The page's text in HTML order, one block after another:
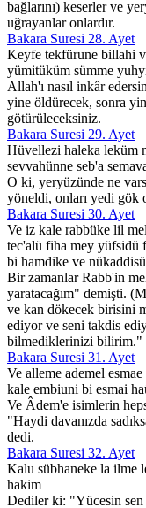
bağlarını) keserler ve
uğrayanlar onlardır.
Bakara Suresi 28. Ayet
Keyfe tekfürune billahi
yümitüküm sümme
Allah'ı nasıl inkâr
yine öldürecek, sonra
götürüleceksiniz.
Bakara Suresi 29. Ayet
Hüvellezi haleka leküm
sevvahünne seb'a
O ki, yeryüzünde ne
yöneldi, onları yedi gök
Bakara Suresi 30. Ayet
Ve iz kale rabbüke lil
tec'alü fiha mey yüfsidü
bi hamdike ve
Bir zamanlar Rabb'in
yaratacağım" demişti.
ve kan dökecek birisini
ediyor ve seni takdis
bilmediklerinizi bilirim."
Bakara Suresi 31. Ayet
Ve alleme ademel
kale embiuni bi esmai
Ve Âdem'e isimlerin
"Haydi davanızda
dedi.
Bakara Suresi 32. Ayet
Kalu sübhaneke la ilme
hakim
Dediler ki: "Yücesin